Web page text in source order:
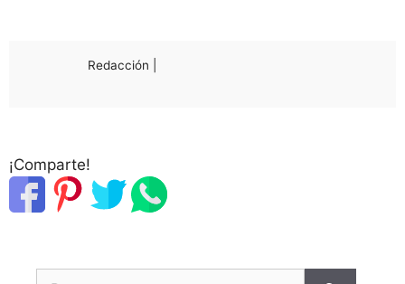
Redacción |
¡Comparte!
Buscar: